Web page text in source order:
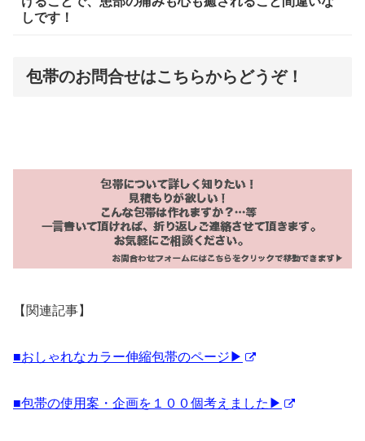
しです！
包帯のお問合せはこちらからどうぞ！
【関連記事】
■おしゃれなカラー伸縮包帯のページ▶
■包帯の使用案・企画を１００個考えました▶